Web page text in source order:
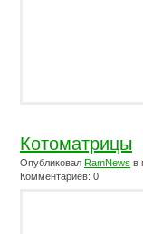
Котоматрицы
Опубликовал RamNews в
Комментариев: 0